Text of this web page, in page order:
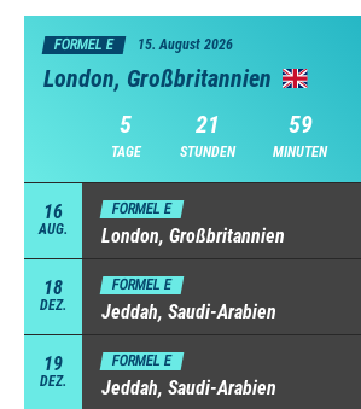
FORMEL E 15. August 2026
London, Großbritannien
5
TAGE
21
STUNDEN
59
MINUTEN
16
AUG.
FORMEL E
London, Großbritannien
18
DEZ.
FORMEL E
Jeddah, Saudi-Arabien
19
DEZ.
FORMEL E
Jeddah, Saudi-Arabien